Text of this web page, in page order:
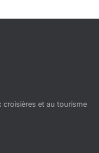
croisières et au tourisme